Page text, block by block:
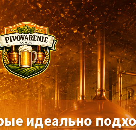
идеально